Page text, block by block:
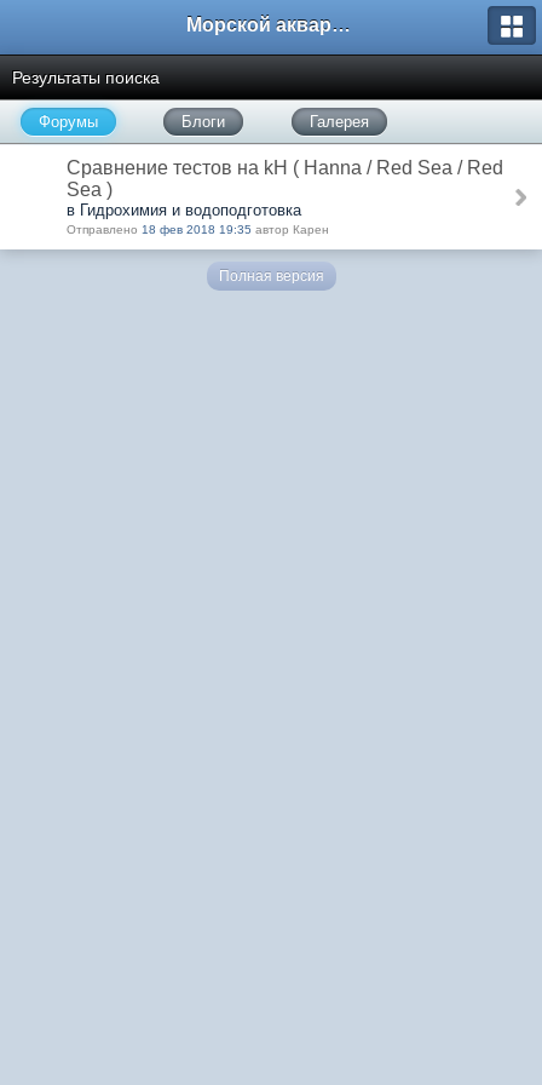
Морской аквариум. Форумы ReefCentral.ru
Результаты поиска
Форумы Блоги Галерея
Сравнение тестов на kH ( Hanna / Red Sea / Red
Sea )
в Гидрохимия и водоподготовка
Отправлено 18 фев 2018 19:35 автор Карен
Полная версия